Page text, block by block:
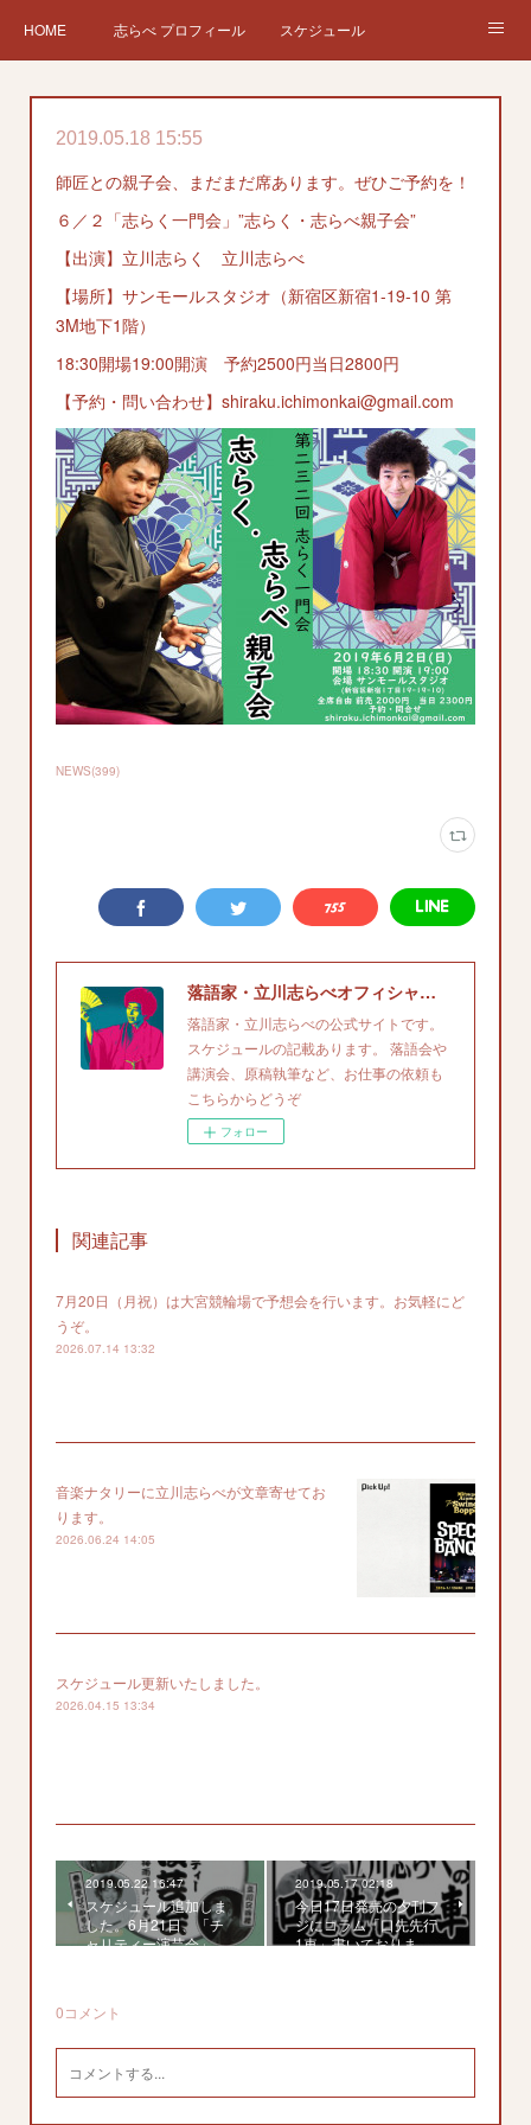
HOME 志らべ プロフィール スケジュール
チケット予約 Instagram
2019.05.18 15:55
師匠との親子会、まだまだ席あります。ぜひご予約を！
６／２「志らく一門会」”志らく・志らべ親子会”
【出演】立川志らく 立川志らべ
【場所】サンモールスタジオ（新宿区新宿1-19-10 第
3M地下1階）
18:30開場19:00開演 予約2500円当日2800円
【予約・問い合わせ】shiraku.ichimonkai@gmail.com
NEWS(399)
落語家・立川志らべオフィシャルサイト
落語家・立川志らべの公式サイトです。
スケジュールの記載あります。 落語会や
講演会、原稿執筆など、お仕事の依頼も
こちらからどうぞ
フォロー
関連記事
7月20日（月祝）は大宮競輪場で予想会を行います。お気軽にど
うぞ。
2026.07.14 13:32
音楽ナタリーに立川志らべが文章寄せてお
ります。
2026.06.24 14:05
スケジュール更新いたしました。
2026.04.15 13:34
2019.05.22 16:47
スケジュール追加しま
した。6月21日、「チ
ャリティー演芸会」…
2019.05.17 02:18
今日17日発売の夕刊フ
ジにコラム「口先先行
1車」書いておりま…
0コメント